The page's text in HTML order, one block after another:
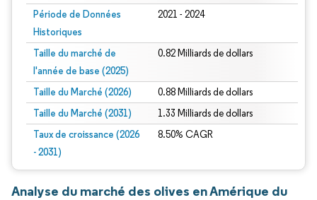
Période de Données
Historiques
2021 - 2024
Taille du marché de
l'année de base (2025)
0.82 Milliards de dollars
Taille du Marché (2026) 0.88 Milliards de dollars
Taille du Marché (2031) 1.33 Milliards de dollars
Taux de croissance (2026
- 2031)
8.50% CAGR
Analyse du marché des olives en Amérique du